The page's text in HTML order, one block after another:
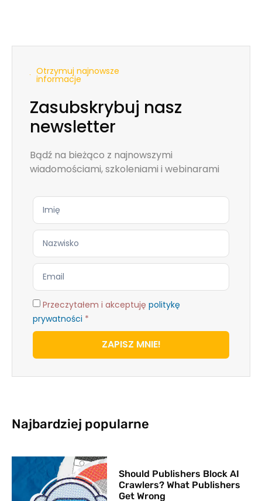
Otrzymuj najnowsze
informacje
Zasubskrybuj nasz
newsletter
Bądź na bieżąco z najnowszymi
wiadomościami, szkoleniami i webinarami
Przeczytałem i akceptuję politykę
prywatności *
ZAPISZ MNIE!
Najbardziej popularne
Should Publishers Block AI
Crawlers? What Publishers
Get Wrong